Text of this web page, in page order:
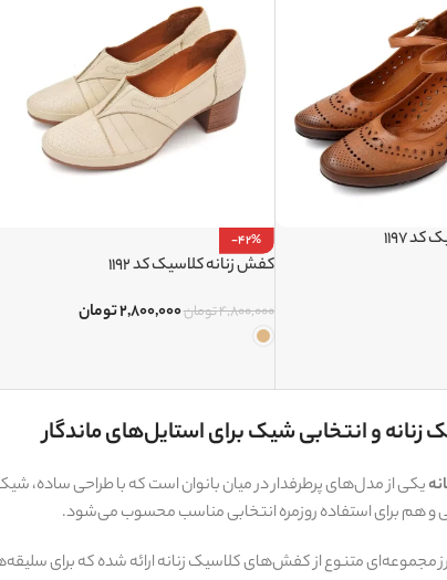
1197
-42%
کفش زنانه کلاسیک کد 1192
۴,۸۰۰,۰۰۰تومان۲,۸۰۰,۰۰۰تومان
و انتخابی شیک برای استایل‌های ماندگار
یکی از مدل‌های پرطرفدار در میان بانوان است که با طراحی
و هم برای استفاده روزمره انتخابی مناسب محسوب می‌شود.
مجموعه‌ای متنوع از کفش‌های کلاسیک زنانه ارائه شده که برای